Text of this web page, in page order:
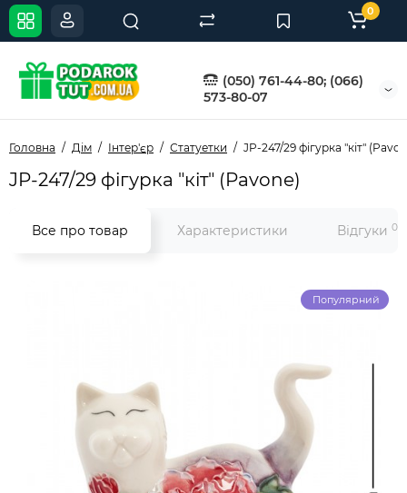
(050) 761-44-80; (066)
573-80-07
0
Головна Дім Інтер'єр Статуетки JP-247/29 фігурка "кіт"
JP-247/29 фігурка "кіт" (Pavone)
Все про товар Характеристики Відгуки 0
Популярний